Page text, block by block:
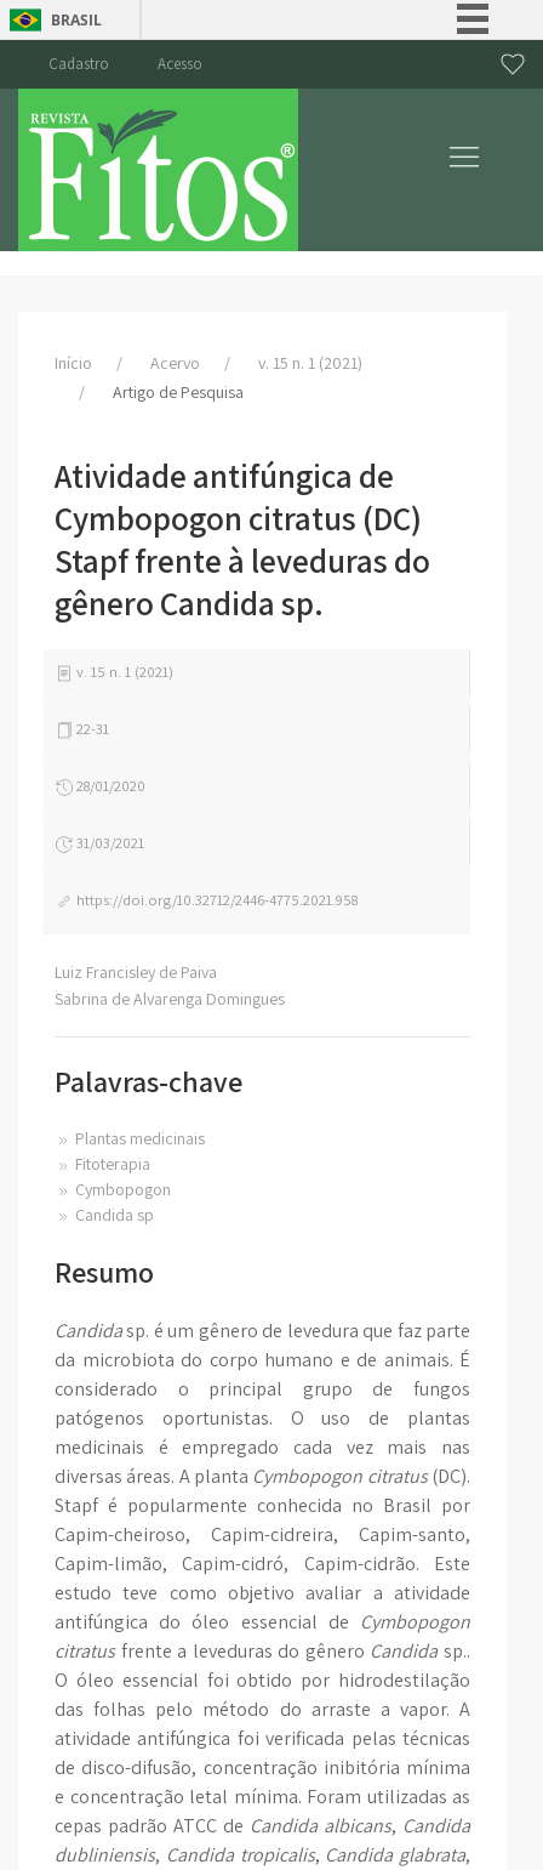
BRASIL
Canais
Cadastro Acesso
Início Acervo
v. 15 n. 1 (2021)
Artigo de Pesquisa
Atividade antifúngica de
Cymbopogon citratus (DC)
Stapf frente à leveduras do
gênero Candida sp.
v. 15 n. 1 (2021)
22-31
28/01/2020
31/03/2021
https://doi.org/10.32712/2446-4775.2021.958
Luiz Francisley de Paiva
Sabrina de Alvarenga Domingues
Palavras-chave
Plantas medicinais
Fitoterapia
Cymbopogon
Candida sp
Resumo
Candidasp. é um gênero de levedura que faz parte
da microbiota do corpo humano e de animais. É
considerado o principal grupo de fungos
patógenos oportunistas. O uso de plantas
medicinais é empregado cada vez mais nas
diversas áreas. A planta Cymbopogon citratus(DC).
Stapf é popularmente conhecida no Brasil por
Capim-cheiroso, Capim-cidreira, Capim-santo,
Capim-limão, Capim-cidró, Capim-cidrão. Este
estudo teve como objetivo avaliar a atividade
antifúngica do óleo essencial de Cymbopogon
citratusfrente a leveduras do gênero Candidasp..
O óleo essencial foi obtido por hidrodestilação
das folhas pelo método do arraste a vapor. A
atividade antifúngica foi verificada pelas técnicas
de disco-difusão, concentração inibitória mínima
e concentração letal mínima. Foram utilizadas as
cepas padrão ATCC de Candida albicans, Candida
dubliniensis, Candida tropicalis, Candida glabrata,